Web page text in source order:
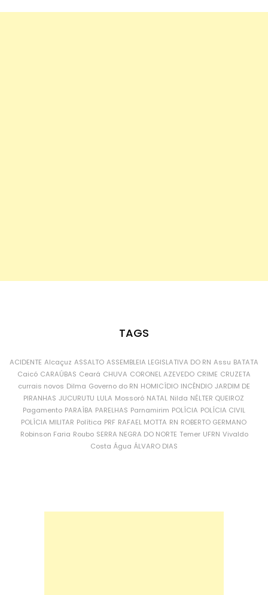
TAGS
ACIDENTE Alcaçuz ASSALTO ASSEMBLEIA LEGISLATIVA DO RN Assu BATATA
Caicó CARAÚBAS Ceará CHUVA CORONEL AZEVEDO CRIME CRUZETA
currais novos Dilma Governo do RN HOMICÍDIO INCÊNDIO JARDIM DE
PIRANHAS JUCURUTU LULA Mossoró NATAL Nilda NÉLTER QUEIROZ
Pagamento PARAÍBA PARELHAS Parnamirim POLÍCIA POLÍCIA CIVIL
POLÍCIA MILITAR Política PRF RAFAEL MOTTA RN ROBERTO GERMANO
Robinson Faria Roubo SERRA NEGRA DO NORTE Temer UFRN Vivaldo
Costa Água ÁLVARO DIAS